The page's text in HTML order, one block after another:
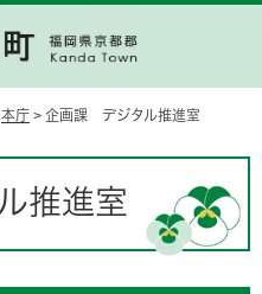
本庁 > 企画課 デジタル推進室
推進室